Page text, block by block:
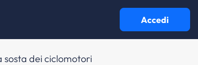
Accedi
dei ciclomotori